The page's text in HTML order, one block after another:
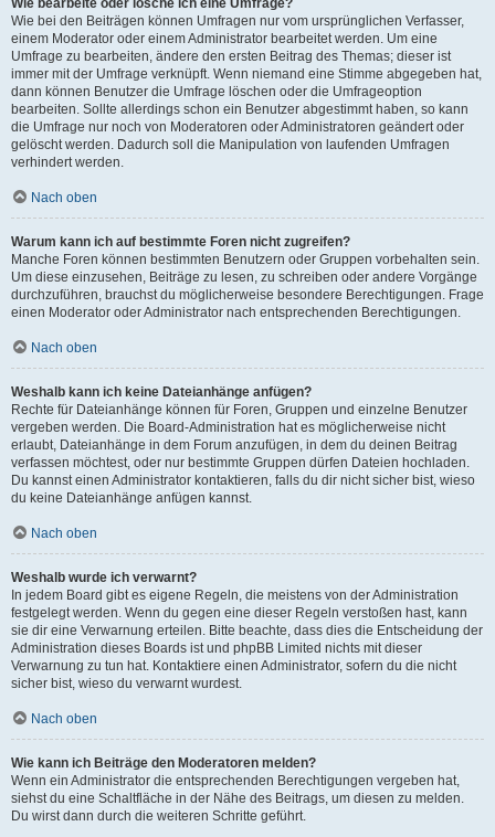
Wie bearbeite oder lösche ich eine Umfrage?
Wie bei den Beiträgen können Umfragen nur vom ursprünglichen Verfasser,
einem Moderator oder einem Administrator bearbeitet werden. Um eine
Umfrage zu bearbeiten, ändere den ersten Beitrag des Themas; dieser ist
immer mit der Umfrage verknüpft. Wenn niemand eine Stimme abgegeben hat,
dann können Benutzer die Umfrage löschen oder die Umfrageoption
bearbeiten. Sollte allerdings schon ein Benutzer abgestimmt haben, so kann
die Umfrage nur noch von Moderatoren oder Administratoren geändert oder
gelöscht werden. Dadurch soll die Manipulation von laufenden Umfragen
verhindert werden.
Nach oben
Warum kann ich auf bestimmte Foren nicht zugreifen?
Manche Foren können bestimmten Benutzern oder Gruppen vorbehalten sein.
Um diese einzusehen, Beiträge zu lesen, zu schreiben oder andere Vorgänge
durchzuführen, brauchst du möglicherweise besondere Berechtigungen. Frage
einen Moderator oder Administrator nach entsprechenden Berechtigungen.
Nach oben
Weshalb kann ich keine Dateianhänge anfügen?
Rechte für Dateianhänge können für Foren, Gruppen und einzelne Benutzer
vergeben werden. Die Board-Administration hat es möglicherweise nicht
erlaubt, Dateianhänge in dem Forum anzufügen, in dem du deinen Beitrag
verfassen möchtest, oder nur bestimmte Gruppen dürfen Dateien hochladen.
Du kannst einen Administrator kontaktieren, falls du dir nicht sicher bist, wieso
du keine Dateianhänge anfügen kannst.
Nach oben
Weshalb wurde ich verwarnt?
In jedem Board gibt es eigene Regeln, die meistens von der Administration
festgelegt werden. Wenn du gegen eine dieser Regeln verstoßen hast, kann
sie dir eine Verwarnung erteilen. Bitte beachte, dass dies die Entscheidung der
Administration dieses Boards ist und phpBB Limited nichts mit dieser
Verwarnung zu tun hat. Kontaktiere einen Administrator, sofern du die nicht
sicher bist, wieso du verwarnt wurdest.
Nach oben
Wie kann ich Beiträge den Moderatoren melden?
Wenn ein Administrator die entsprechenden Berechtigungen vergeben hat,
siehst du eine Schaltfläche in der Nähe des Beitrags, um diesen zu melden.
Du wirst dann durch die weiteren Schritte geführt.